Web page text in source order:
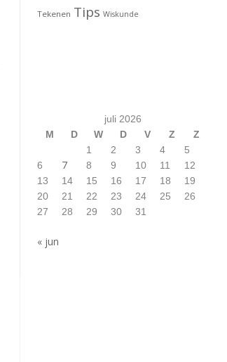
Tekenen Tips Wiskunde
juli 2026
M
D W D V Z
Z
1
2 3 4
5
6
7 8 9 10 11
12
13
14 15 16 17 18
19
20
21 22 23 24 25
26
27
28 29 30 31
« jun